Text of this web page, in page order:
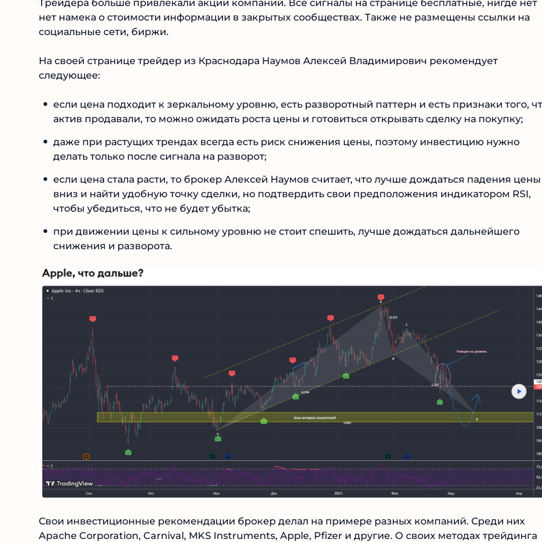
Трейдера больше привлекали акции компаний. Все сигналы на странице бесплатные, нигде нет
нет намека о стоимости информации в закрытых сообществах. Также не размещены ссылки на
социальные сети, биржи.
На своей странице трейдер из Краснодара Наумов Алексей Владимирович рекомендует
следующее:
если цена подходит к зеркальному уровню, есть разворотный паттерн и есть признаки того,
актив продавали, то можно ожидать роста цены и готовиться открывать сделку на покупку;
даже при растущих трендах всегда есть риск снижения цены, поэтому инвестицию нужно
делать только после сигнала на разворот;
если цена стала расти, то брокер Алексей Наумов считает, что лучше дождаться падения цены
вниз и найти удобную точку сделки, но подтвердить свои предположения индикатором RSI,
чтобы убедиться, что не будет убытка;
при движении цены к сильному уровню не стоит спешить, лучше дождаться дальнейшего
снижения и разворота.
Свои инвестиционные рекомендации брокер делал на примере разных компаний. Среди них
Apache Corporation, Carnival, MKS Instruments, Apple, Pfizer и другие. О своих методах трейдинга